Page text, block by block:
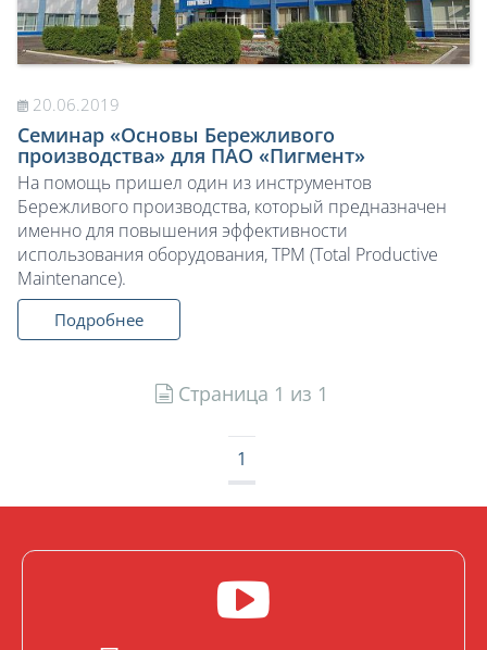
20.06.2019
Семинар «Основы Бережливого
производства» для ПАО «Пигмент»
На помощь пришел один из инструментов
Бережливого производства, который предназначен
именно для повышения эффективности
использования оборудования, TPM (Total Productive
Maintenance).
Подробнее
Страница 1 из 1
1